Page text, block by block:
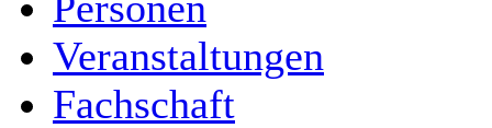
Veranstaltungen
Fachschaft